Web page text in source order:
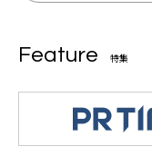
Feature 特集